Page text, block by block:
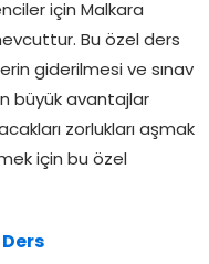
için Malkara
Bu özel ders
giderilmesi ve sınav
büyük avantajlar
zorlukları aşmak
için bu özel